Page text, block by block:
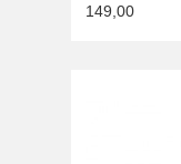
149,00